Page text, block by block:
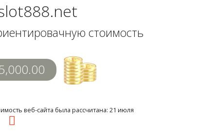
стоимость
веб-сайта была рассчитана: 21 июля